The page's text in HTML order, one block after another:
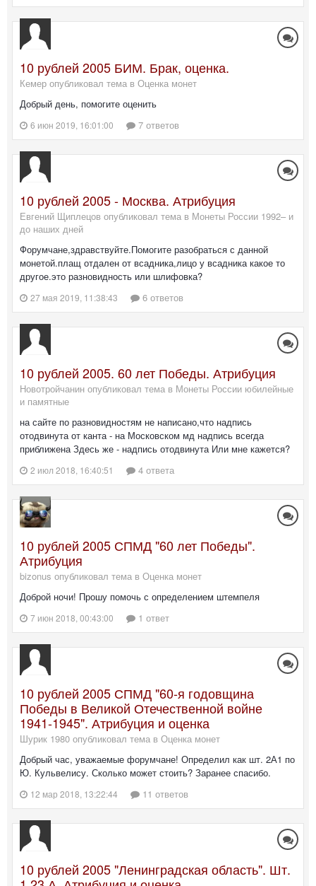
10 рублей 2005 БИМ. Брак, оценка.
Кемер опубликовал тема в Оценка монет
Добрый день, помогите оценить
6 июн 2019, 16:01:00 7 ответов
10 рублей 2005 - Москва. Атрибуция
Евгений Щиплецов опубликовал тема в Монеты России 1992– и
до наших дней
Форумчане,здравствуйте.Помогите разобраться с данной
монетой.плащ отдален от всадника,лицо у всадника какое то
другое.это разновидность или шлифовка?
27 мая 2019, 11:38:43 6 ответов
10 рублей 2005. 60 лет Победы. Атрибуция
Новотройчанин опубликовал тема в Монеты России юбилейные
и памятные
на сайте по разновидностям не написано,что надпись
отодвинута от канта - на Московском мд надпись всегда
приближена Здесь же - надпись отодвинута Или мне кажется?
2 июл 2018, 16:40:51 4 ответа
10 рублей 2005 СПМД "60 лет Победы".
Атрибуция
bizonus опубликовал тема в Оценка монет
Доброй ночи! Прошу помочь с определением штемпеля
7 июн 2018, 00:43:00 1 ответ
10 рублей 2005 СПМД "60-я годовщина
Победы в Великой Отечественной войне
1941-1945". Атрибуция и оценка
Шурик 1980 опубликовал тема в Оценка монет
Добрый час, уважаемые форумчане! Определил как шт. 2А1 по
Ю. Кульвелису. Сколько может стоить? Заранее спасибо.
12 мар 2018, 13:22:44 11 ответов
10 рублей 2005 "Ленинградская область". Шт.